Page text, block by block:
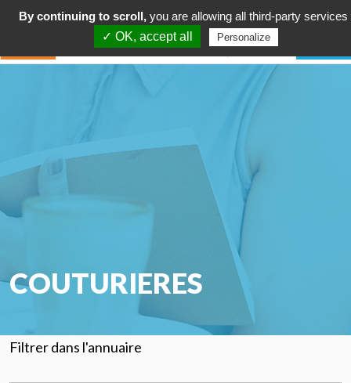
COUTURIERES
Filtrer dans l'annuaire
By continuing to scroll, you are allowing all third-party services
✓ OK, accept all
Personalize